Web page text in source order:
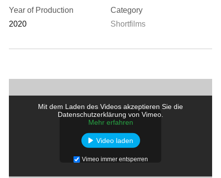
Year of Production
2020
Category
Shortfilms
Mit dem Laden des Videos akzeptieren Sie die
Datenschutzerklärung von Vimeo.
Mehr erfahren
Video laden
Vimeo immer entsperren